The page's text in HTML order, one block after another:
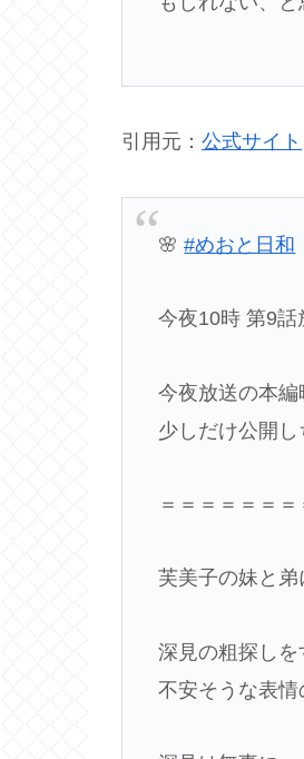
引用元： 公式サイト
🌸#めおと日和
今夜10時 第9話
今夜放送の本編
少しだけ公開
＝＝＝＝＝＝＝
芙美子の妹と弟
深見の粗探しを
不安そうな表情